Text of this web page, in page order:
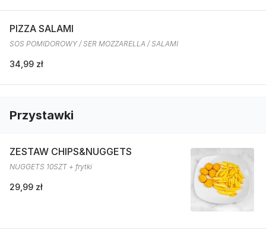
PIZZA SALAMI
SOS POMIDOROWY / SER MOZZARELLA / SALAMI
34,99 zł
Przystawki
ZESTAW CHIPS&NUGGETS
NUGGETS 10SZT + frytki
29,99 zł